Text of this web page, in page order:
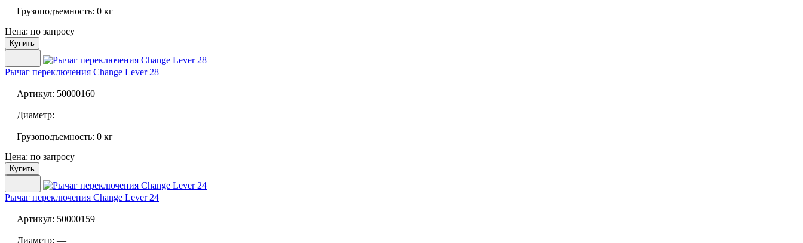
Грузоподъемность: 0 кг
Цена: по запросу
Купить
Рычаг переключения Change Lever 28
Артикул: 50000160
Диаметр: —
Грузоподъемность: 0 кг
Цена: по запросу
Купить
Рычаг переключения Change Lever 24
Артикул: 50000159
Диаметр: —